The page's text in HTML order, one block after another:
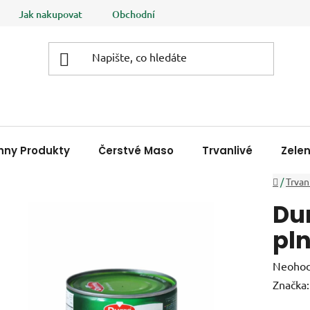
Jak nakupovat Obchodní podmínky
Produkty Čerstvé Maso Trvanlivé
Domů
/